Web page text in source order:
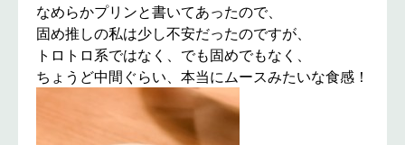
なめらかプリンと書いてあったので、
固め推しの私は少し不安だったのですが、
トロトロ系ではなく、でも固めでもなく、
ちょうど中間ぐらい、本当にムースみたいな食感！